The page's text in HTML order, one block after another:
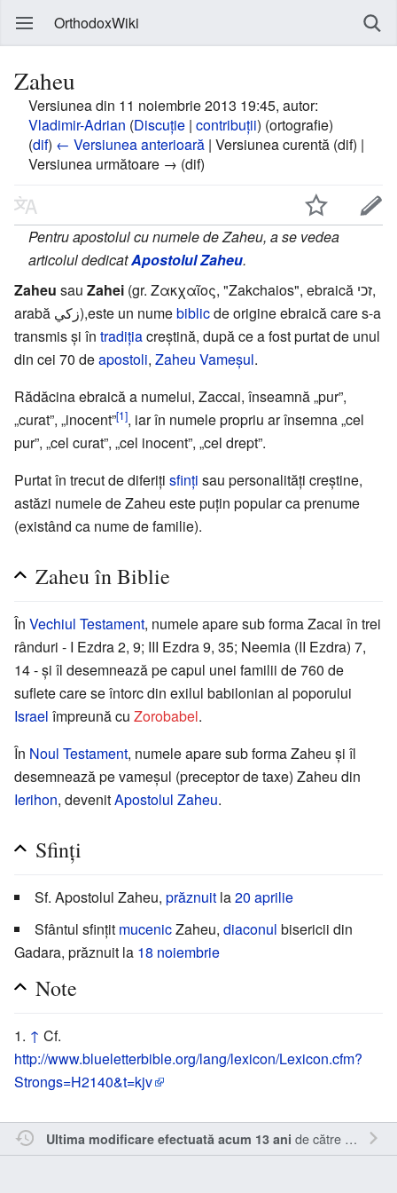
OrthodoxWiki
Zaheu
Versiunea din 11 noiembrie 2013 19:45, autor:
Vladimir-Adrian (Discuție | contribuții) (ortografie)
(dif) ← Versiunea anterioară | Versiunea curentă (dif) |
Versiunea următoare → (dif)
Pentru apostolul cu numele de Zaheu, a se vedea
articolul dedicatApostolul Zaheu.
Zaheu sau Zahei (gr. Ζακχαῖος, "Zakchaios", ebraică זכי,
arabă زکي),este un numebiblicde origine ebraică care s-a
transmis și în tradițiacreștină, după ce a fost purtat de unul
din cei 70 deapostoli, Zaheu Vameșul.
Rădăcina ebraică a numelui, Zaccai, înseamnă „pur”,
„curat”, „inocent”[1], iar în numele propriu ar însemna „cel
pur”, „cel curat”, „cel inocent”, „cel drept”.
Purtat în trecut de diferiți sfinți sau personalități creștine,
astăzi numele de Zaheu este puțin popular ca prenume
(existând ca nume de familie).
Zaheu în Biblie
În Vechiul Testament, numele apare sub forma Zacai în trei
rânduri - I Ezdra 2, 9; III Ezdra 9, 35; Neemia (II Ezdra) 7,
14 - și îl desemnează pe capul unei familii de 760 de
suflete care se întorc din exilul babilonian al poporului
Israel împreună cu Zorobabel.
În Noul Testament, numele apare sub forma Zaheu și îl
desemnează pe vameșul (preceptor de taxe) Zaheu din
Ierihon, devenitApostolul Zaheu.
Sfinți
Sf. Apostolul Zaheu, prăznuit la20 aprilie
Sfântul sfințit mucenicZaheu, diaconul bisericii din
Gadara, prăznuit la 18 noiembrie
Note
↑ Cf.
http://www.blueletterbible.org/lang/lexicon/Lexicon.cfm?
Strongs=H2140&t=kjv
Ultima modificare efectuată acum 13 ani de către